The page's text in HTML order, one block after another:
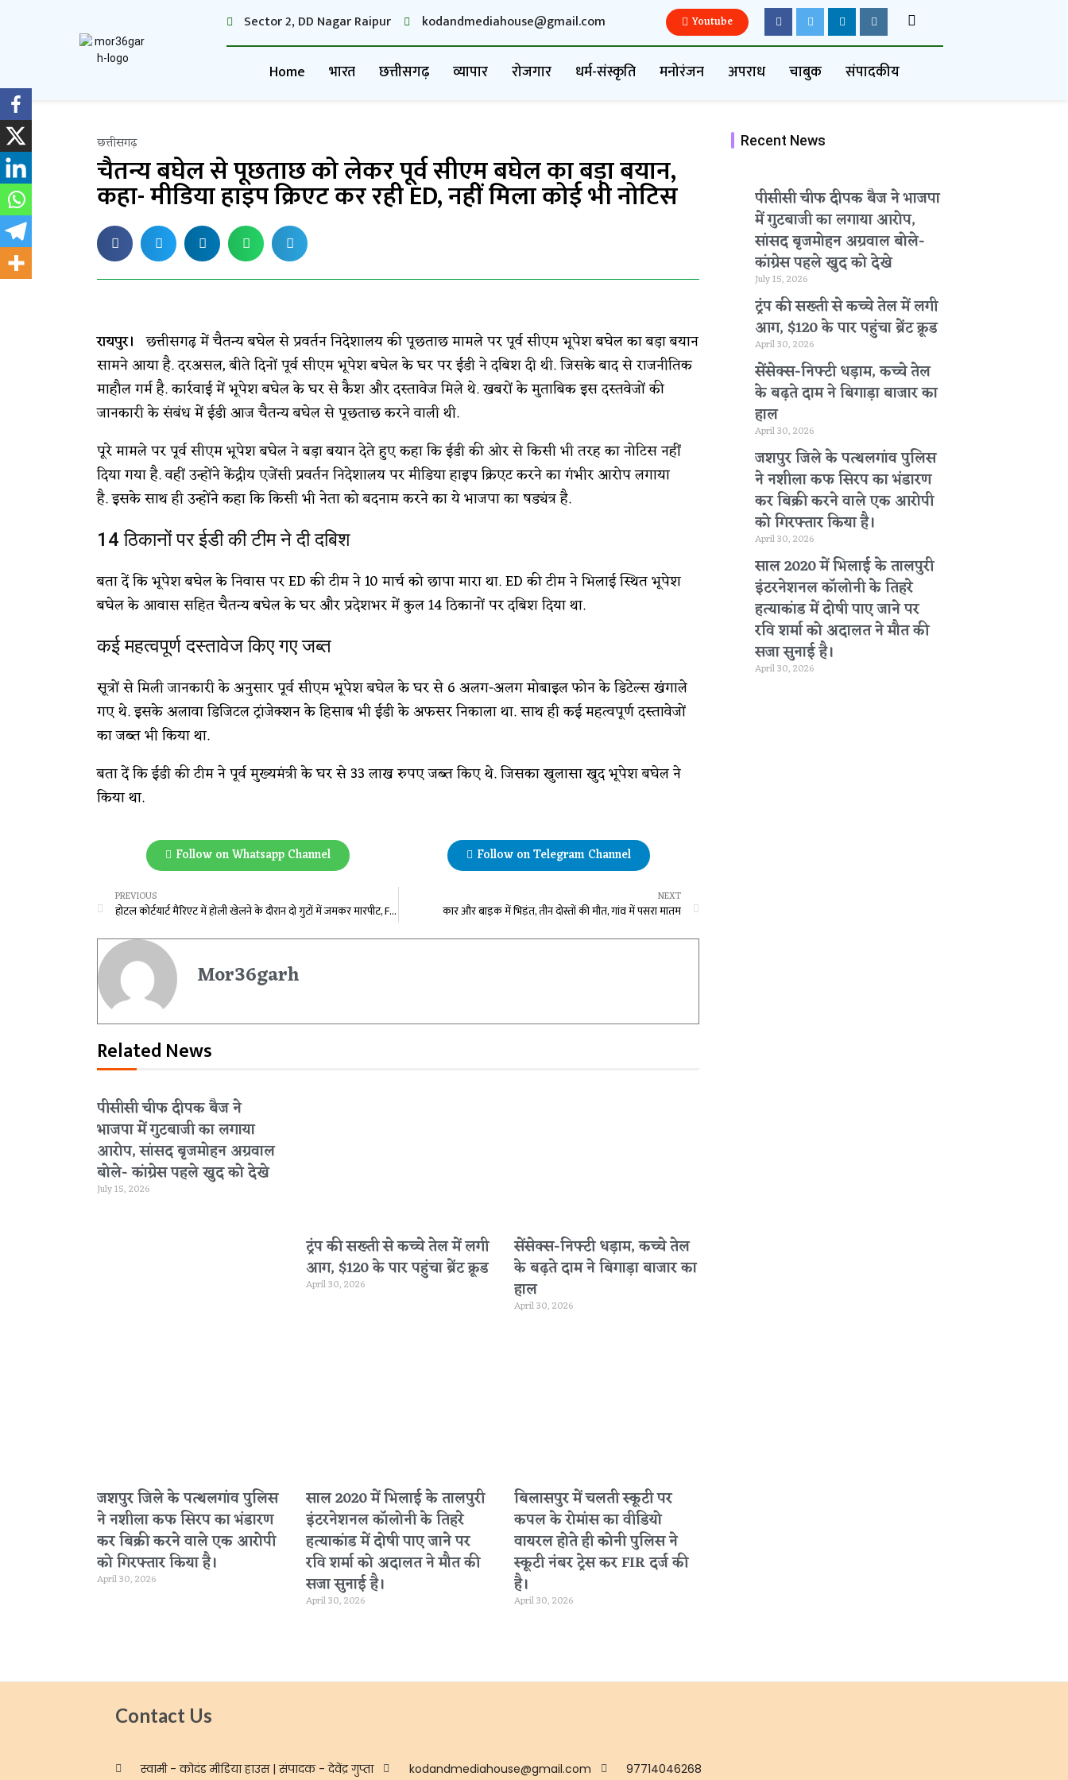
Sector 2, DD Nagar Raipur kodandmediahouse@gmail.com Youtube
Home भारत छत्तीसगढ़ व्यापार रोजगार धर्म-संस्कृति मनोरंजन अपराध चाबुक संपादकीय
छत्तीसगढ़
चैतन्य बघेल से पूछताछ को लेकर पूर्व सीएम बघेल का बड़ा बयान,
कहा- मीडिया हाइप क्रिएट कर रही ED, नहीं मिला कोई भी नोटिस
रायपुर।छत्तीसगढ़ में चैतन्य बघेल से प्रवर्तन निदेशालय की पूछताछ मामले पर पूर्व सीएम भूपेश बघेल का बड़ा बयान
सामने आया है. दरअसल, बीते दिनों पूर्व सीएम भूपेश बघेल के घर पर ईडी ने दबिश दी थी. जिसके बाद से राजनीतिक
माहौल गर्म है. कार्रवाई में भूपेश बघेल के घर से कैश और दस्तावेज मिले थे. खबरों के मुताबिक इस दस्तवेजों की
जानकारी के संबंध में ईडी आज चैतन्य बघेल से पूछताछ करने वाली थी.
पूरे मामले पर पूर्व सीएम भूपेश बघेल ने बड़ा बयान देते हुए कहा कि ईडी की ओर से किसी भी तरह का नोटिस नहीं
दिया गया है. वहीं उन्होंने केंद्रीय एजेंसी प्रवर्तन निदेशालय पर मीडिया हाइप क्रिएट करने का गंभीर आरोप लगाया
है. इसके साथ ही उन्होंने कहा कि किसी भी नेता को बदनाम करने का ये भाजपा का षड्यंत्र है.
14 ठिकानों पर ईडी की टीम ने दी दबिश
बता दें कि भूपेश बघेल के निवास पर ED की टीम ने 10 मार्च को छापा मारा था. ED की टीम ने भिलाई स्थित भूपेश
बघेल के आवास सहित चैतन्य बघेल के घर और प्रदेशभर में कुल 14 ठिकानों पर दबिश दिया था.
कई महत्वपूर्ण दस्तावेज किए गए जब्त
सूत्रों से मिली जानकारी के अनुसार पूर्व सीएम भूपेश बघेल के घर से 6 अलग-अलग मोबाइल फोन के डिटेल्स खंगाले
गए थे. इसके अलावा डिजिटल ट्रांजेक्शन के हिसाब भी ईडी के अफसर निकाला था. साथ ही कई महत्वपूर्ण दस्तावेजों
का जब्त भी किया था.
बता दें कि ईडी की टीम ने पूर्व मुख्यमंत्री के घर से 33 लाख रुपए जब्त किए थे. जिसका खुलासा खुद भूपेश बघेल ने
किया था.
Follow on Whatsapp Channel Follow on Telegram Channel
PREVIOUS
होटल कोर्टयार्ट मैरिएट में होली खेलने के दौरान दो गुटों में जमकर मारपीट, FIR दर्ज…
NEXT
कार और बाइक में भिड़ंत, तीन दोस्तों की मौत, गांव में पसरा मातम
Mor36garh
Related News
पीसीसी चीफ दीपक बैज ने
भाजपा में गुटबाजी का लगाया
आरोप, सांसद बृजमोहन अग्रवाल
बोले- कांग्रेस पहले खुद को देखे
July 15, 2026
ट्रंप की सख्ती से कच्चे तेल में लगी
आग, $120 के पार पहुंचा ब्रेंट क्रूड
April 30, 2026
सेंसेक्स-निफ्टी धड़ाम, कच्चे तेल
के बढ़ते दाम ने बिगाड़ा बाजार का
हाल
April 30, 2026
जशपुर जिले के पत्थलगांव पुलिस
ने नशीला कफ सिरप का भंडारण
कर बिक्री करने वाले एक आरोपी
को गिरफ्तार किया है।
April 30, 2026
साल 2020 में भिलाई के तालपुरी
इंटरनेशनल कॉलोनी के तिहरे
हत्याकांड में दोषी पाए जाने पर
रवि शर्मा को अदालत ने मौत की
सजा सुनाई है।
April 30, 2026
बिलासपुर में चलती स्कूटी पर
कपल के रोमांस का वीडियो
वायरल होते ही कोनी पुलिस ने
स्कूटी नंबर ट्रेस कर FIR दर्ज की
है।
April 30, 2026
Recent News
पीसीसी चीफ दीपक बैज ने भाजपा
में गुटबाजी का लगाया आरोप,
सांसद बृजमोहन अग्रवाल बोले-
कांग्रेस पहले खुद को देखे
July 15, 2026
ट्रंप की सख्ती से कच्चे तेल में लगी
आग, $120 के पार पहुंचा ब्रेंट क्रूड
April 30, 2026
सेंसेक्स-निफ्टी धड़ाम, कच्चे तेल
के बढ़ते दाम ने बिगाड़ा बाजार का
हाल
April 30, 2026
जशपुर जिले के पत्थलगांव पुलिस
ने नशीला कफ सिरप का भंडारण
कर बिक्री करने वाले एक आरोपी
को गिरफ्तार किया है।
April 30, 2026
साल 2020 में भिलाई के तालपुरी
इंटरनेशनल कॉलोनी के तिहरे
हत्याकांड में दोषी पाए जाने पर
रवि शर्मा को अदालत ने मौत की
सजा सुनाई है।
April 30, 2026
Contact Us
स्वामी - कोदंड मीडिया हाउस | संपादक - देवेंद्र गुप्ता kodandmediahouse@gmail.com 97714046268